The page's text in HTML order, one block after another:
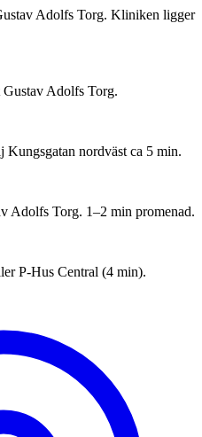
Adolfs Torg. Kliniken ligger
Gustav Adolfs Torg.
nordväst ca 5 min.
Adolfs Torg. 1–2 min promenad.
P-Hus Central (4 min).